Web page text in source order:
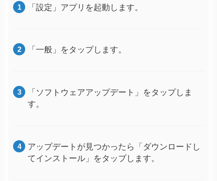
「設定」アプリを起動します。
「一般」をタップします。
「ソフトウェアアップデート」をタップしま
す。
アップデートが見つかったら「ダウンロードし
てインストール」をタップします。